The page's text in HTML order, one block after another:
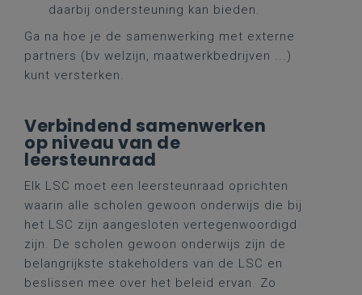
daarbij ondersteuning kan bieden.
Ga na hoe je de samenwerking met externe
partners (bv welzijn, maatwerkbedrijven ...)
kunt versterken.
Verbindend samenwerken
op niveau van de
leersteunraad
Elk LSC moet een leersteunraad oprichten
waarin alle scholen gewoon onderwijs die bij
het LSC zijn aangesloten vertegenwoordigd
zijn. De scholen gewoon onderwijs zijn de
belangrijkste stakeholders van de LSC en
beslissen mee over het beleid ervan. Zo